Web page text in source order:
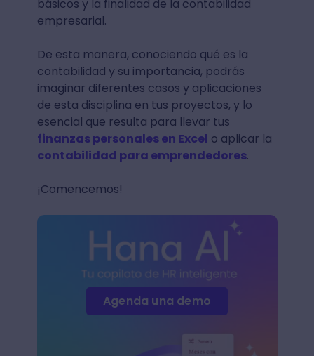
básicos y la finalidad de la contabilidad
empresarial.
De esta manera, conociendo qué es la
contabilidad y su importancia, podrás
imaginar diferentes casos y aplicaciones
de esta disciplina en tus proyectos, y lo
esencial que resulta para llevar tus
finanzas personales en Excel o aplicar la
contabilidad para emprendedores.
¡Comencemos!
Agenda una demo